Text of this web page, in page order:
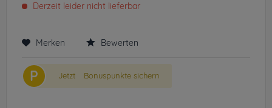
Derzeit leider nicht lieferbar
Merken Bewerten
P Jetzt Bonuspunkte sichern